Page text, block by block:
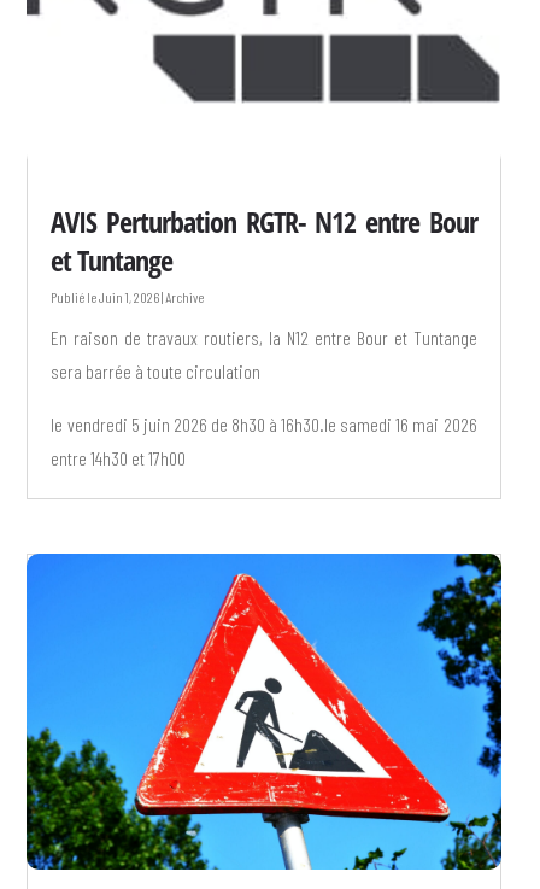
AVIS Perturbation RGTR- N12 entre Bour
et Tuntange
Juin 1, 2026| Archive
En raison de travaux routiers, la N12 entre Bour et Tuntange
sera barrée à toute circulation
le vendredi 5 juin 2026 de 8h30 à 16h30.le samedi 16 mai 2026
entre 14h30 et 17h00